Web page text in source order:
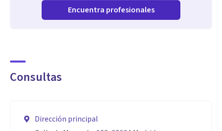
Encuentra profesionales
Consultas
Dirección principal